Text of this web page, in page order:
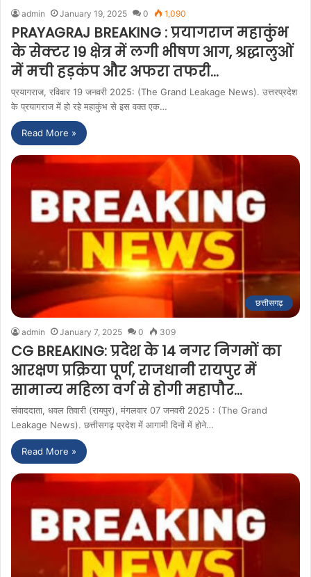
admin January 19, 2025 0 1,090
PRAYAGRAJ BREAKING : प्रयागराज महाकुंभ
के सेक्टर 19 क्षेत्र में लगी भीषण आग, श्रद्धालुओं
में मची हड़कंप और अफरा तफरी…
प्रयागराज, रविवार 19 जनवरी 2025: (The Grand Leakage News). उत्तरप्रदेश
के प्रयागराज में हो रहे महाकुंभ से इस वक्त एक…
Read More »
छत्तीसगढ़
admin January 7, 2025 0 309
CG BREAKING: प्रदेश के 14 नगर निगमों का
आरक्षण प्रक्रिया पूर्ण, राजधानी रायपुर में
सामान्य महिला वर्ग से होगी महापौर…
संवाददाता, धवल तिवारी (रायपुर), मंगलवार 07 जनवरी 2025 : (The Grand
Leakage News). छत्तीसगढ़ प्रदेश में आगामी दिनों में होने…
Read More »